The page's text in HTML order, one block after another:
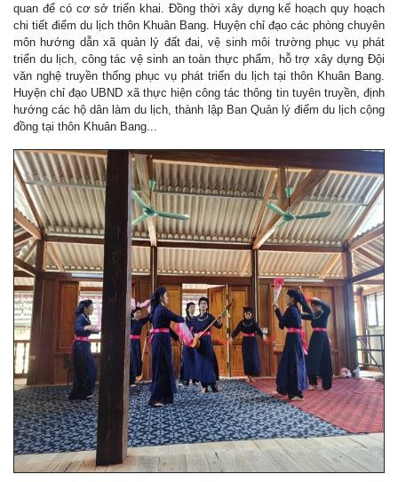
quan để có cơ sở triển khai. Đồng thời xây dựng kế hoạch quy hoạch
chi tiết điểm du lịch thôn Khuân Bang. Huyện chỉ đạo các phòng chuyên
môn hướng dẫn xã quản lý đất đai, vệ sinh môi trường phục vụ phát
triển du lịch, công tác vệ sinh an toàn thực phẩm, hỗ trợ xây dựng Đội
văn nghệ truyền thống phục vụ phát triển du lịch tại thôn Khuân Bang.
Huyện chỉ đạo UBND xã thực hiện công tác thông tin tuyên truyền, định
hướng các hộ dân làm du lịch, thành lập Ban Quản lý điểm du lịch cộng
đồng tại thôn Khuân Bang...